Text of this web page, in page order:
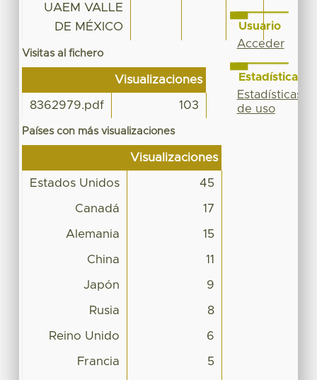
UAEM VALLE
DE MÉXICO
Visitas al fichero
Visualizaciones
8362979.pdf 103
Países con más visualizaciones
Visualizaciones
Estados Unidos 45
Canadá 17
Alemania 15
China 11
Japón 9
Rusia 8
Reino Unido 6
Francia 5
Usuario
Acceder
Estadísticas
Estadísticas
de uso